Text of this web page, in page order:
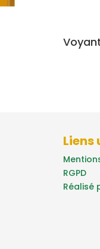
Liens
RGPD
Réalisé